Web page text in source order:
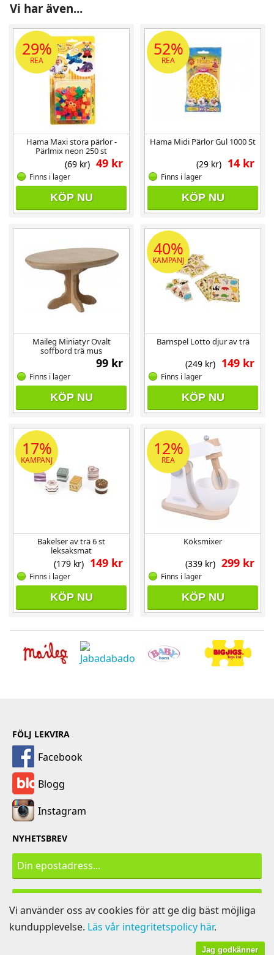
Vi har även...
29%
REA
Hama Maxi stora pärlor -
Pärlmix neon 250 st
49 kr
(69 kr)
Finns i lager
KÖP NU
52%
REA
Hama Midi Pärlor Gul 1000 St
14 kr
(29 kr)
Finns i lager
KÖP NU
Maileg Miniatyr Ovalt
soffbord trä mus
99 kr
Finns i lager
KÖP NU
40%
KAMPANJ
Barnspel Lotto djur av trä
149 kr
(249 kr)
Finns i lager
KÖP NU
17%
KAMPANJ
Bakelser av trä 6 st
leksaksmat
149 kr
(179 kr)
Finns i lager
KÖP NU
12%
REA
Köksmixer
299 kr
(339 kr)
Finns i lager
KÖP NU
FÖLJ LEKVIRA
Facebook
Blogg
Instagram
NYHETSBREV
Vi använder oss av cookies för att ge dig bäst möjliga
kundupplevelse. Läs vår integritetspolicy här.
Jag godkänner